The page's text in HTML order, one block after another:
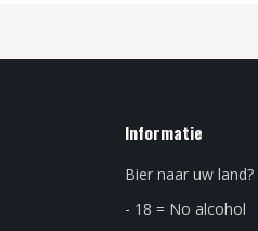
Informatie
Bier naar uw land?
- 18 = No alcohol